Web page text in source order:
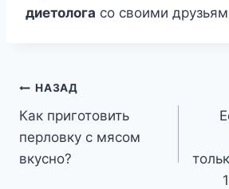
диетолога со своими
Навигация
по
записям
НАЗАД
Как приготовить
перловку с мясом
вкусно?